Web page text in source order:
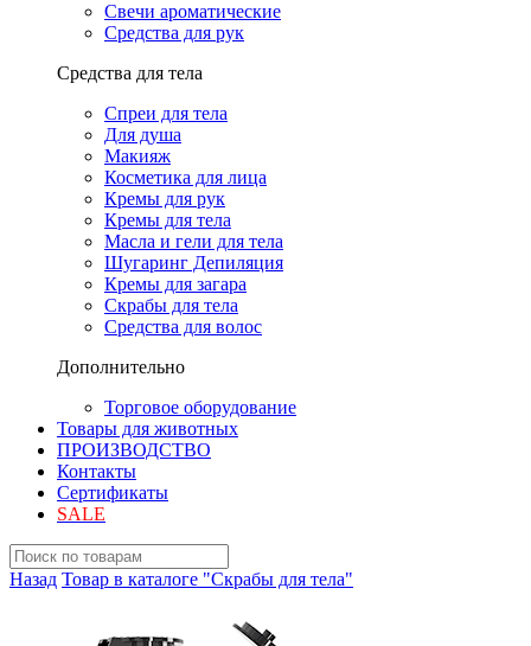
Свечи ароматические
Средства для рук
Средства для тела
Спреи для тела
Для душа
Макияж
Косметика для лица
Кремы для рук
Кремы для тела
Масла и гели для тела
Шугаринг Депиляция
Кремы для загара
Скрабы для тела
Средства для волос
Дополнительно
Торговое оборудование
Товары для животных
ПРОИЗВОДСТВО
Контакты
Сертификаты
SALE
Назад Товар в каталоге "Скрабы для тела"